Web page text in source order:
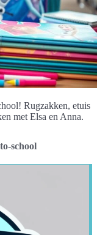
Rugzakken, etuis
met Elsa en Anna.
school